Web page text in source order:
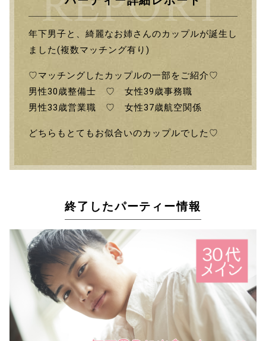
年下男子と、綺麗なお姉さんのカップルが誕生し
ました(複数マッチング有り)
♡マッチングしたカップルの一部をご紹介♡
男性30歳整備士 ♡ 女性39歳事務職
男性33歳営業職 ♡ 女性37歳航空関係
どちらもとてもお似合いのカップルでした♡
終了したパーティー情報